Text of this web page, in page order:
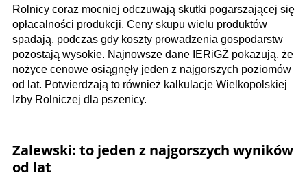
Rolnicy coraz mocniej odczuwają skutki pogarszającej się
opłacalności produkcji. Ceny skupu wielu produktów
spadają, podczas gdy koszty prowadzenia gospodarstw
pozostają wysokie. Najnowsze dane IERiGŻ pokazują, że
nożyce cenowe osiągnęły jeden z najgorszych poziomów
od lat. Potwierdzają to również kalkulacje Wielkopolskiej
Izby Rolniczej dla pszenicy.
Zalewski: to jeden z najgorszych wyników
od lat